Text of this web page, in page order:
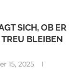
SICH, OB ER
BLEIBEN
15, 2025